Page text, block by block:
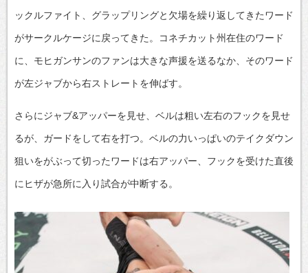
ックルファイト、グラップリングと欠場を繰り返してきたワード
がサークルケージに戻ってきた。コネチカット州在住のワード
に、モヒガンサンのファンは大きな声援を送るなか、そのワード
が左ジャブから右ストレートを伸ばす。
さらにジャブ&アッパーを見せ、ベルは粗い左右のフックを見せ
るが、ガードをして右を打つ。ベルの力いっぱいのテイクダウン
狙いをがぶって切ったワードは右アッパー、フックを受けた直後
にヒザが急所に入り試合が中断する。